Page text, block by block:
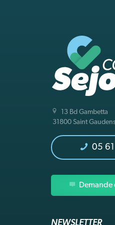
13 Bd Gambetta
31800 Saint
05